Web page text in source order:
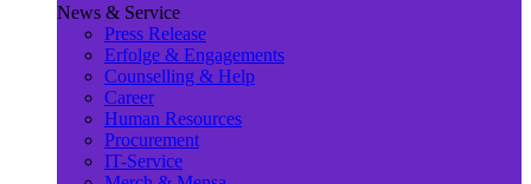
News & Service
Press Release
Erfolge & Engagements
Counselling & Help
Career
Human Resources
Procurement
IT-Service